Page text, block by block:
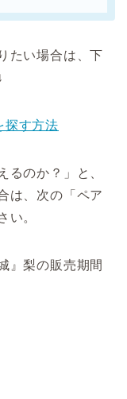
たい場合は、下
探す方法
るのか？」と、
は、次の「ペア
い。
』梨の販売期間